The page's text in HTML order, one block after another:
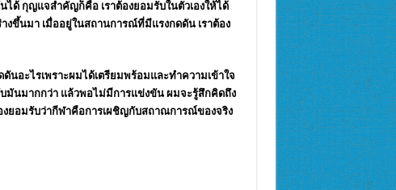
ได้ กุญแจสำคัญก็คือ เราต้องยอมรับในตัวเองให้ได้
งขึ้นมา เมื่ออยู่ในสถานการณ์ที่มีแรงกดดัน เราต้อง
นอะไรเพราะผมได้เตรียมพร้อมและทำความเข้าใจ
มันมากกว่า แล้วพอไม่มีการแข่งขัน ผมจะรู้สึกคิดถึง
ยอมรับว่ากีฬาคือการเผชิญกับสถาณการณ์ของจริง